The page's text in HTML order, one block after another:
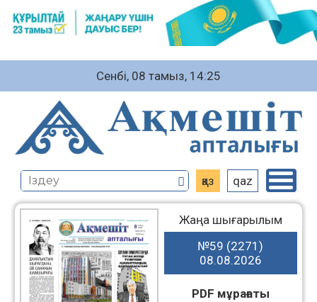
Сенбі, 08 тамыз, 14:25
қаз qaz
Жаңа шығарылым
№59 (2271)
08.08.2026
PDF мұрағаты